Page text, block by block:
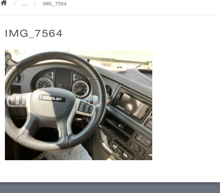
Mediální soubory
IMG_7564
IMG_7564